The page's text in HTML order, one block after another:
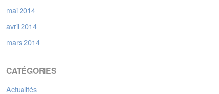
mai 2014
avril 2014
mars 2014
CATÉGORIES
Actualités